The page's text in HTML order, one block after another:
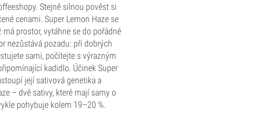
Stejně silnou pověst si
cenami. Super Lemon Haze se
prostor, vytáhne se do pořádné
nezůstává pozadu: při dobrých
sami, počítejte s výrazným
kadidlo. Účinek Super
její sativová genetika a
– dvě sativy, které mají samy o
pohybuje kolem 19–20 %.